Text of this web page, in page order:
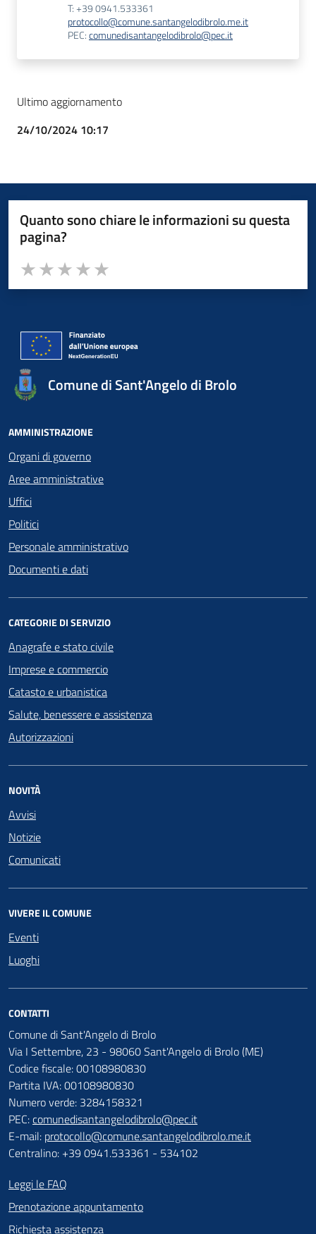
T: +39 0941.533361
protocollo@comune.santangelodibrolo.me.it
PEC:comunedisantangelodibrolo@pec.it
Ultimo aggiornamento
24/10/2024 10:17
Quanto sono chiare le informazioni su questa
pagina?
Valuta da 1 a 5 stelle la pagina
Valuta 5 stelle su 5
Valuta 4 stelle su 5
Valuta 3 stelle su 5
Valuta 2 stelle su 5
Valuta 1 stelle su 5
Comune di Sant'Angelo di Brolo
AMMINISTRAZIONE
Organi di governo
Aree amministrative
Uffici
Politici
Personale amministrativo
Documenti e dati
CATEGORIE DI SERVIZIO
Anagrafe e stato civile
Imprese e commercio
Catasto e urbanistica
Salute, benessere e assistenza
Autorizzazioni
NOVITÀ
Avvisi
Notizie
Comunicati
VIVERE IL COMUNE
Eventi
Luoghi
CONTATTI
Comune di Sant'Angelo di Brolo
Via I Settembre, 23 - 98060 Sant'Angelo di Brolo (ME)
Codice fiscale: 00108980830
Partita IVA: 00108980830
Numero verde: 3284158321
PEC:comunedisantangelodibrolo@pec.it
E-mail: protocollo@comune.santangelodibrolo.me.it
Centralino: +39 0941.533361 - 534102
Leggi le FAQ
Prenotazione appuntamento
Richiesta assistenza